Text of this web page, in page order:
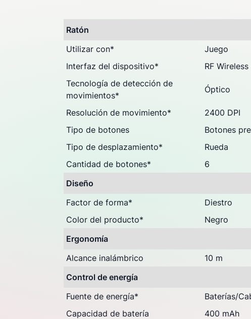
Ratón
Utilizar con*
Juego
Interfaz del dispositivo*
RF
Tecnología de detección de
movimientos*
Óptico
Resolución de movimiento*
2400 DPI
Tipo de botones
Botones
Tipo de desplazamiento*
Rueda
Cantidad de botones*
6
Diseño
Factor de forma*
Diestro
Color del producto*
Negro
Ergonomía
Alcance inalámbrico
10 m
Control de energía
Fuente de energía*
Baterías/
Capacidad de batería
400 mAh
Preguntas & Dudas (0)
Opiniones